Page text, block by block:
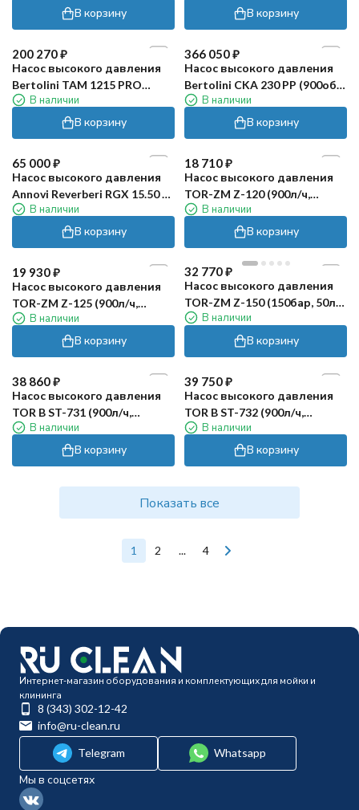
В корзину В корзину
200 270₽
Насос высокого давления
Bertolini TAM 1215 PRO
(1450об/мин, сталь 316)
В наличии
В корзину
366 050₽
Насос высокого давления
Bertolini CKA 230 PP (900об/
мин)В наличии
В корзину
65 000₽
Насос высокого давления
Annovi Reverberi RGX 15.50 H
N (15л/мин, 500бар)
В наличии
В корзину
18 710₽
Насос высокого давления
TOR-ZM Z-120 (900л/ч,
200бар)
В наличии
В корзину
19 930₽
Насос высокого давления
TOR-ZM Z-125 (900л/ч,
250бар)
В наличии
В корзину
32 770₽
Насос высокого давления
TOR-ZM Z-150 (150бар, 50л/
мин)В наличии
В корзину
38 860₽
Насос высокого давления
TOR B ST-731 (900л/ч,
250бар)
В наличии
В корзину
39 750₽
Насос высокого давления
TOR B ST-732 (900л/ч,
350бар)
В наличии
В корзину
Показать все
1 2 ... 4
Интернет-магазин оборудования и комплектующих для мойки и
клининга
8 (343) 302-12-42
info@ru-clean.ru
Telegram
Whatsapp
Мы в соцсетях